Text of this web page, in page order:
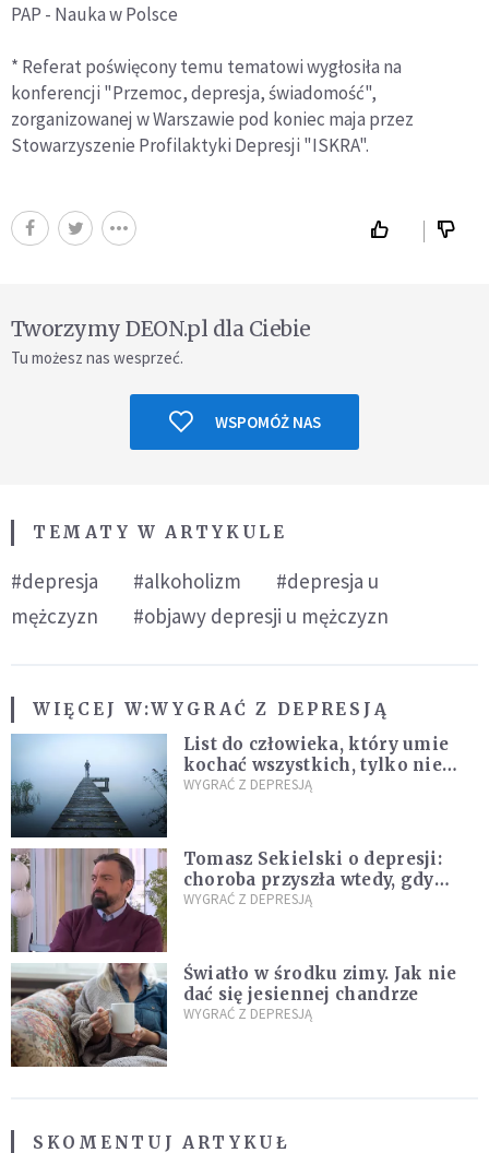
PAP - Nauka w Polsce
* Referat poświęcony temu tematowi wygłosiła na
konferencji "Przemoc, depresja, świadomość",
zorganizowanej w Warszawie pod koniec maja przez
Stowarzyszenie Profilaktyki Depresji "ISKRA".
Tworzymy DEON.pl dla Ciebie
Tu możesz nas wesprzeć.
WSPOMÓŻ NAS
TEMATY W ARTYKULE
#depresja #alkoholizm
#depresja u
mężczyzn
#objawy depresji u mężczyzn
WIĘCEJ W:WYGRAĆ Z DEPRESJĄ
List do człowieka, który umie
kochać wszystkich, tylko nie
siebie
WYGRAĆ Z DEPRESJĄ
Tomasz Sekielski o depresji:
choroba przyszła wtedy, gdy
przestałem się jej spodziewać
WYGRAĆ Z DEPRESJĄ
Światło w środku zimy. Jak nie
dać się jesiennej chandrze
WYGRAĆ Z DEPRESJĄ
SKOMENTUJ ARTYKUŁ